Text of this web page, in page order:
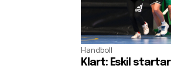
Handboll
Klart: Eskil